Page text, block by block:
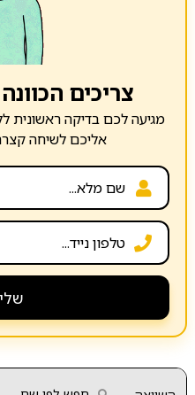
צריכים
מגיעה לכם בדיקה ראשונית
אליכם לשיחה